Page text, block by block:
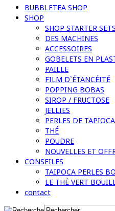
BUBBLETEA SHOP
SHOP
SHOP STARTER SETS
DES MACHINES
ACCESSOIRES
GOBELETS EN
PAILLE
FILM D`ÉTANCÉITÉ
POPPING BOBAS
SIROP / FRUCTOSE
JELLIES
PERLES DE TAPIOCA
THÉ
POUDRE
NOUVELLES ET
CONSEILES
TAIPOCA PERLES
LE THÈ VERT
contact